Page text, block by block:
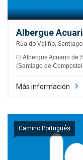
Albergue
Rúa do Valiño,
El Albergue Acuario de
(Santiago de
Más información
Camino Portugués